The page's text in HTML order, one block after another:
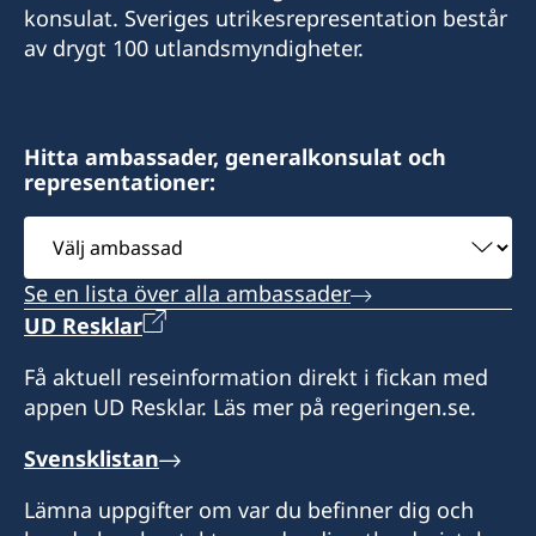
konsulat. Sveriges utrikesrepresentation består
av drygt 100 utlandsmyndigheter.
Hitta ambassader, generalkonsulat och
representationer:
Välj
ambassad
Se en lista över alla ambassader
UD Resklar
Få aktuell reseinformation direkt i fickan med
appen UD Resklar. Läs mer på regeringen.se.
Svensklistan
Lämna uppgifter om var du befinner dig och